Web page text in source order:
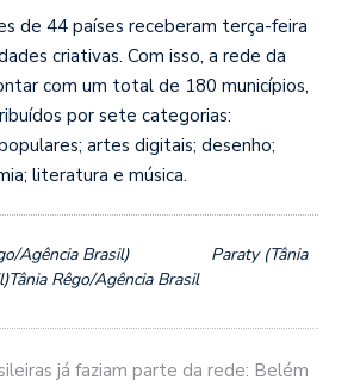
de 44 países receberam terça-feira
criativas. Com isso, a rede da
com um total de 180 municípios,
por sete categorias:
artes digitais; desenho;
literatura e música.
Paraty (Tânia
Tânia Rêgo/Agência Brasil
já faziam parte da rede: Belém